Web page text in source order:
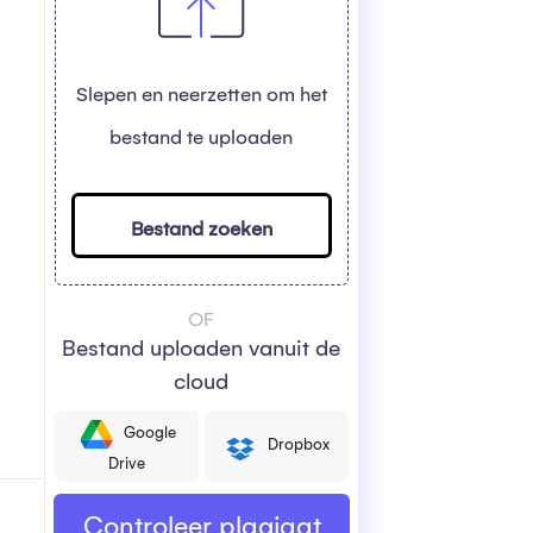
Slepen en neerzetten om het
bestand te uploaden
Bestand zoeken
OF
Bestand uploaden vanuit de
cloud
Google
Drive
Dropbox
Controleer plagiaat